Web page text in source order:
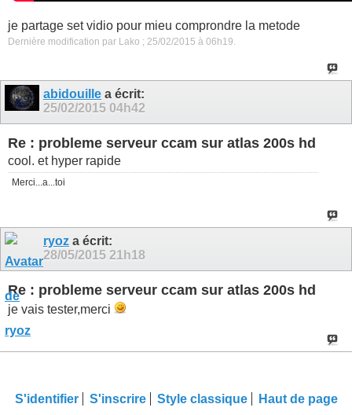
je partage set vidio pour mieu comprondre la metode
Dernière modification par Lako ; 25/02/2015 à 06h19
abidouille a écrit:
25/02/2015 04h42
Re : probleme serveur ccam sur atlas 200s hd
cool. et hyper rapide
Merci...a...toi
ryoz a écrit:
28/05/2015 21h18
Re : probleme serveur ccam sur atlas 200s hd
je vais tester,merci
S'identifier S'inscrire Style classique Haut de page